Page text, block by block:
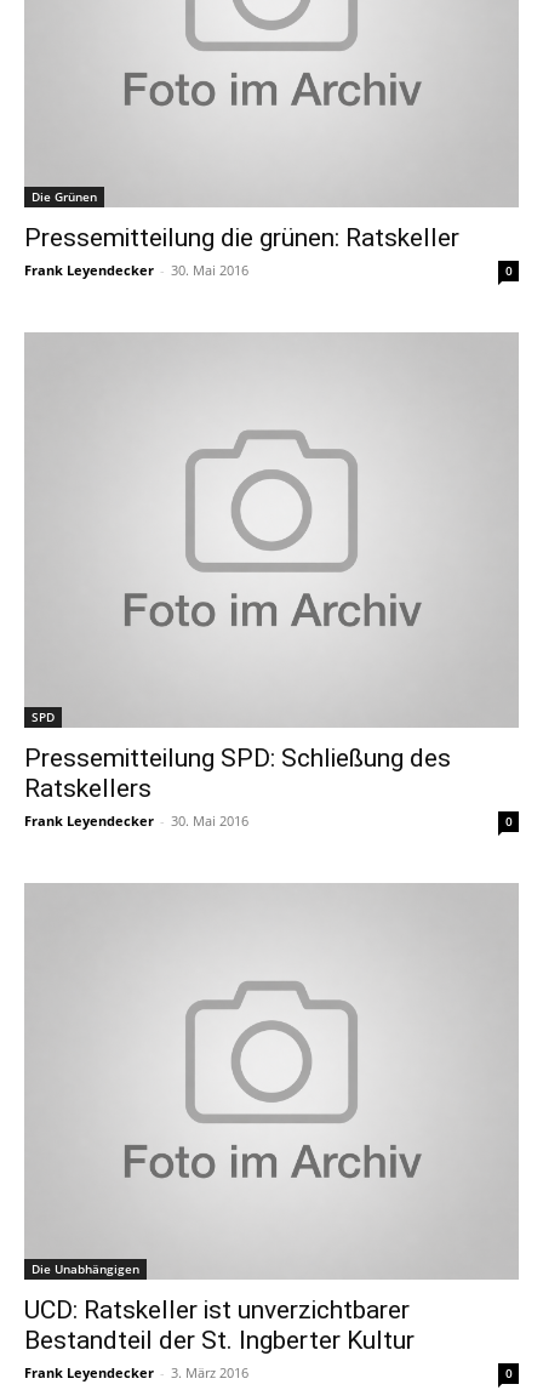
Die Grünen
Pressemitteilung die grünen: Ratskeller
Frank Leyendecker - 30. Mai 2016 0
SPD
Pressemitteilung SPD: Schließung des
Ratskellers
Frank Leyendecker - 30. Mai 2016 0
Die Unabhängigen
UCD: Ratskeller ist unverzichtbarer
Bestandteil der St. Ingberter Kultur
Frank Leyendecker - 3. März 2016 0